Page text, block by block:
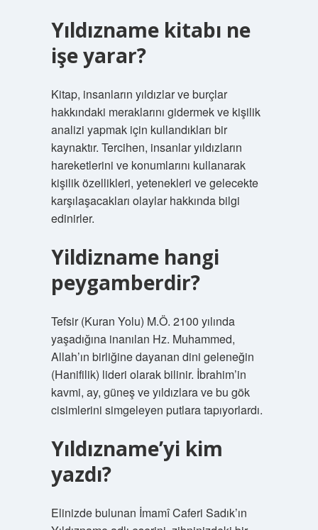
Yıldızname kitabı ne
işe yarar?
Kitap, insanların yıldızlar ve burçlar
hakkındaki meraklarını gidermek ve kişilik
analizi yapmak için kullandıkları bir
kaynaktır. Tercihen, insanlar yıldızların
hareketlerini ve konumlarını kullanarak
kişilik özellikleri, yetenekleri ve gelecekte
karşılaşacakları olaylar hakkında bilgi
edinirler.
Yildizname hangi
peygamberdir?
Tefsir (Kuran Yolu) M.Ö. 2100 yılında
yaşadığına inanılan Hz. Muhammed,
Allah’ın birliğine dayanan dini geleneğin
(Hanifilik) lideri olarak bilinir. İbrahim’in
kavmi, ay, güneş ve yıldızlara ve bu gök
cisimlerini simgeleyen putlara tapıyorlardı.
Yıldızname’yi kim
yazdı?
Elinizde bulunan İmamî Caferi Sadık’ın